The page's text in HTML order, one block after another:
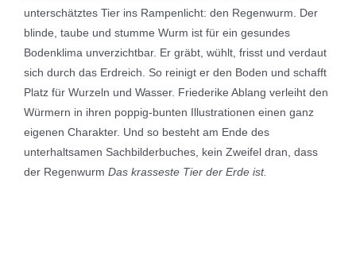
unterschätztes Tier ins Rampenlicht: den Regenwurm. Der
blinde, taube und stumme Wurm ist für ein gesundes
Bodenklima unverzichtbar. Er gräbt, wühlt, frisst und verdaut
sich durch das Erdreich. So reinigt er den Boden und schafft
Platz für Wurzeln und Wasser. Friederike Ablang verleiht den
Würmern in ihren poppig-bunten Illustrationen einen ganz
eigenen Charakter. Und so besteht am Ende des
unterhaltsamen Sachbilderbuches, kein Zweifel dran, dass
der Regenwurm Das krasseste Tier der Erde ist.